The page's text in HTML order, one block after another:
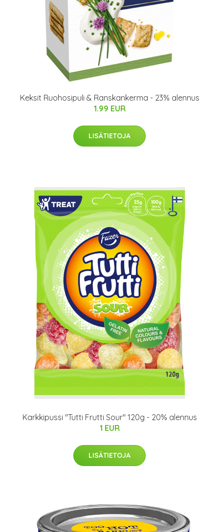
Keksit Ruohosipuli & Ranskankerma - 23% alennus
1.99 EUR
LISÄTIETOJA
Karkkipussi "Tutti Frutti Sour" 120g - 20% alennus
1 EUR
LISÄTIETOJA